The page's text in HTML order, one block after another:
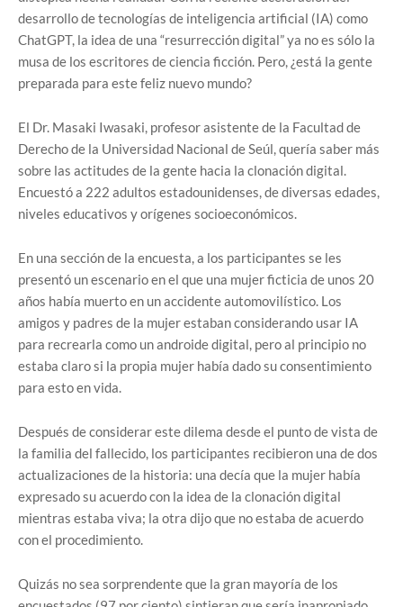
desarrollo de tecnologías de inteligencia artificial (IA) como
ChatGPT, la idea de una “resurrección digital” ya no es sólo la
musa de los escritores de ciencia ficción. Pero, ¿está la gente
preparada para este feliz nuevo mundo?
El Dr. Masaki Iwasaki, profesor asistente de la Facultad de
Derecho de la Universidad Nacional de Seúl, quería saber más
sobre las actitudes de la gente hacia la clonación digital.
Encuestó a 222 adultos estadounidenses, de diversas edades,
niveles educativos y orígenes socioeconómicos.
En una sección de la encuesta, a los participantes se les
presentó un escenario en el que una mujer ficticia de unos 20
años había muerto en un accidente automovilístico. Los
amigos y padres de la mujer estaban considerando usar IA
para recrearla como un androide digital, pero al principio no
estaba claro si la propia mujer había dado su consentimiento
para esto en vida.
Después de considerar este dilema desde el punto de vista de
la familia del fallecido, los participantes recibieron una de dos
actualizaciones de la historia: una decía que la mujer había
expresado su acuerdo con la idea de la clonación digital
mientras estaba viva; la otra dijo que no estaba de acuerdo
con el procedimiento.
Quizás no sea sorprendente que la gran mayoría de los